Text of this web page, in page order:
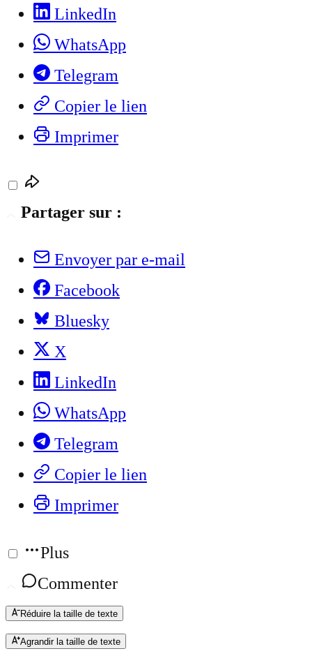
LinkedIn
WhatsApp
Telegram
Copier le lien
Imprimer
Partager sur :
Envoyer par e-mail
Facebook
Bluesky
X
LinkedIn
WhatsApp
Telegram
Copier le lien
Imprimer
Plus
Commenter
Réduire la taille de texte
Agrandir la taille de texte